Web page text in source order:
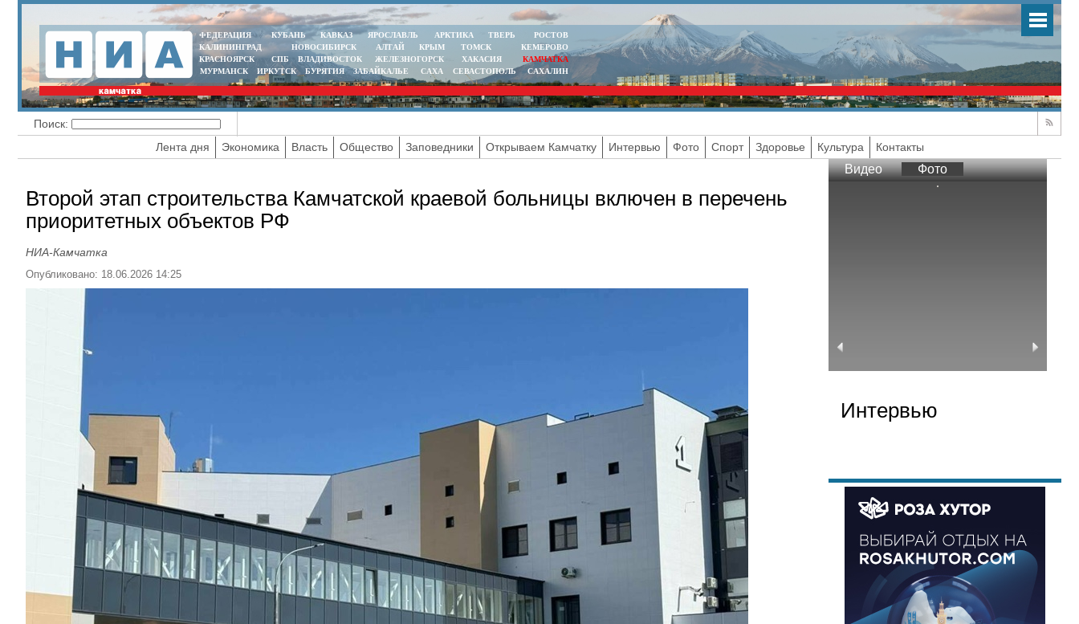
ФЕДЕРАЦИЯ КУБАНЬ КАВКАЗ ЯРОСЛАВЛЬ АРКТИКА ТВЕРЬ
РОСТОВ
КАЛИНИНГРАД
НОВОСИБИРСК АЛТАЙ КРЫМ ТОМСК
КЕМЕРОВО
КРАСНОЯРСК
СПБ ВЛАДИВОСТОК ЖЕЛЕЗНОГОРСК ХАКАСИЯ
КАМЧАТКА
МУРМАНСК
ИРКУТСК БУРЯТИЯ ЗАБАЙКАЛЬЕ САХА СЕВАСТОПОЛЬ САХАЛИН
Поиск:
Лента дня
Экономика Власть Общество Заповедники Открываем Камчатку Интервью Фото Спорт Здоровье Культура Контакты
Второй этап строительства Камчатской краевой больницы включен в перечень
приоритетных объектов РФ
НИА-Камчатка
Опубликовано: 18.06.2026 14:25
Видео Фото
Интервью